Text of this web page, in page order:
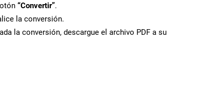
“Convertir”.
la conversión.
la conversión, descargue el archivo PDF a su